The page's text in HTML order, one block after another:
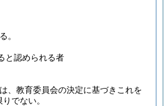
。
と認められる者
、教育委員会の決定に基づきこれを
でない。